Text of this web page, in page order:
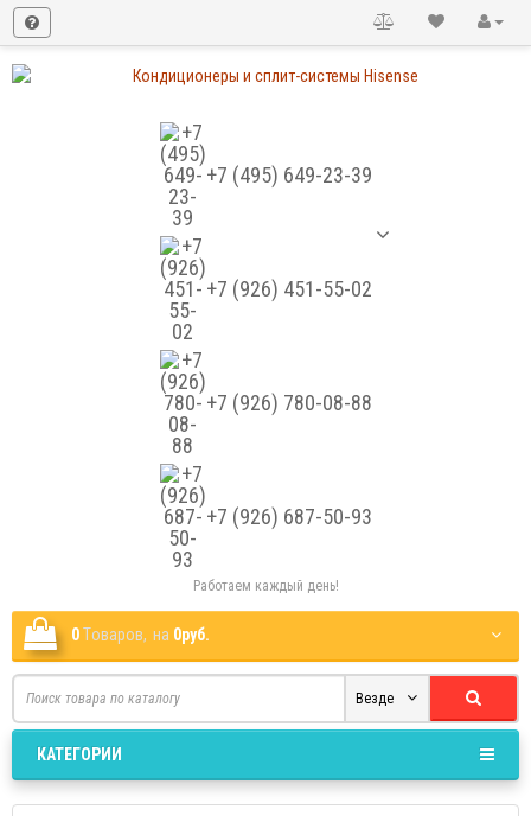
+7 (495) 649-23-39
+7 (926) 451-55-02
+7 (926) 780-08-88
+7 (926) 687-50-93
Работаем каждый день!
0Tоваров, на 0руб.
Везде
КАТЕГОРИИ